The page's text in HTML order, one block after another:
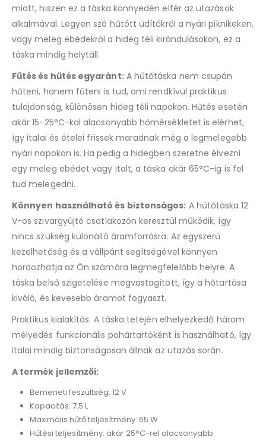
miatt, hiszen ez a táska könnyedén elfér az utazások
alkalmával. Legyen szó hűtött üdítőkről a nyári piknikeken,
vagy meleg ebédekről a hideg téli kirándulásokon, ez a
táska mindig helytáll.
Fűtés és hűtés egyaránt:A hűtőtáska nem csupán
hűteni, hanem fűteni is tud, ami rendkívül praktikus
tulajdonság, különösen hideg téli napokon. Hűtés esetén
akár 15-25°C-kal alacsonyabb hőmérsékletet is elérhet,
így italai és ételei frissek maradnak még a legmelegebb
nyári napokon is. Ha pedig a hidegben szeretne élvezni
egy meleg ebédet vagy italt, a táska akár 65°C-ig is fel
tud melegedni.
Könnyen használható és biztonságos: A hűtőtáska 12
V-os szivargyújtó csatlakozón keresztül működik, így
nincs szükség különálló áramforrásra. Az egyszerű
kezelhetőség és a vállpánt segítségével könnyen
hordozhatja az Ön számára legmegfelelőbb helyre. A
táska belső szigetelése megvastagított, így a hőtartása
kiváló, és kevesebb áramot fogyaszt.
Praktikus kialakítás: A táska tetején elhelyezkedő három
mélyedés funkcionális pohártartóként is használható, így
italai mindig biztonságosan állnak az utazás során.
A termék jellemzői:
Bemeneti feszültség: 12 V
Kapacitás: 7.5 L
Maximális hűtő teljesítmény: 65 W
Hűtési teljesítmény: akár 25°C-rel alacsonyabb